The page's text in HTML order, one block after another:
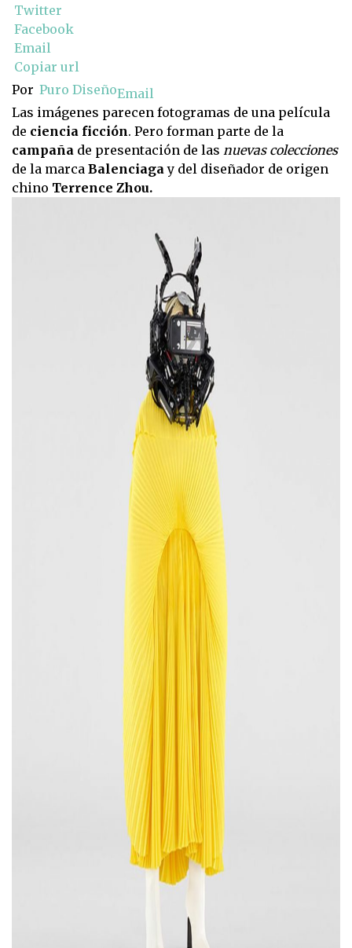
Twitter
Facebook
Email
Copiar url
Por Puro DiseñoEmail
Las imágenes parecen fotogramas de una película
de ciencia ficción. Pero forman parte de la
campaña de presentación de las nuevas colecciones
de la marca Balenciagay del diseñador de origen
chino Terrence Zhou.